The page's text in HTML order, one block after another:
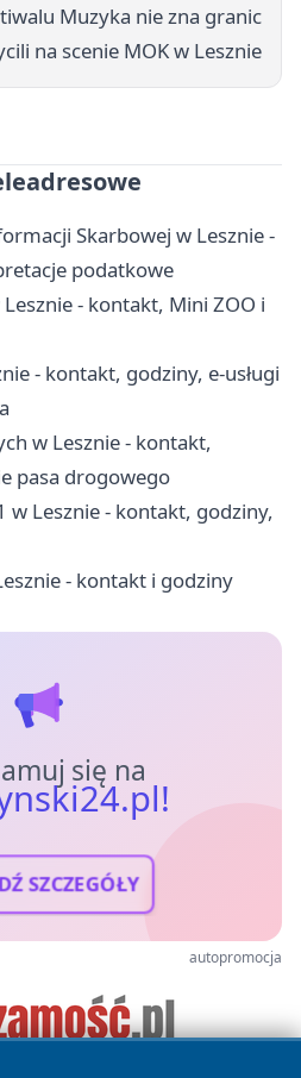
Muzyka nie zna granic
na scenie MOK w Lesznie
Skarbowej w Lesznie -
podatkowe
- kontakt, Mini ZOO i
- kontakt, godziny, e-usługi
w Lesznie - kontakt,
pasa drogowego
Lesznie - kontakt, godziny,
- kontakt i godziny
się na
SZCZEGÓŁY
autopromocja